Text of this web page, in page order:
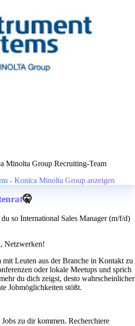
Minolta Group Recruiting-Team
- Konica Minolta Group anzeigen
🤫
so International Sales Manager (m/f/d)
Netzwerken!
mit Leuten aus der Branche in Kontakt zu
oder lokale Meetups und sprich
du dich zeigst, desto wahrscheinlicher
Jobmöglichkeiten stößt.
zu dir kommen. Recherchiere